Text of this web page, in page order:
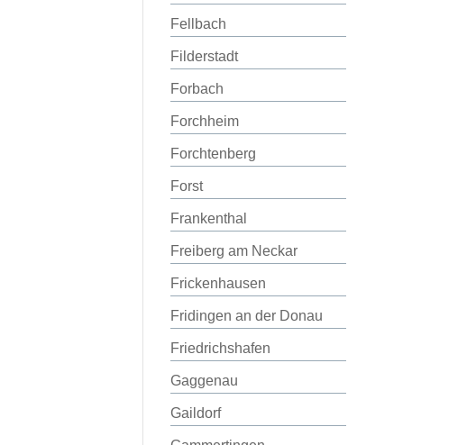
Fellbach
Filderstadt
Forbach
Forchheim
Forchtenberg
Forst
Frankenthal
Freiberg am Neckar
Frickenhausen
Fridingen an der Donau
Friedrichshafen
Gaggenau
Gaildorf